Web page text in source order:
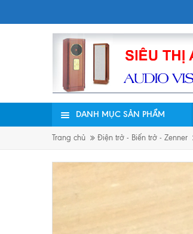
DANH MỤC SẢN PHẨM
Trang chủ Điện trở - Biến trở - Zenner